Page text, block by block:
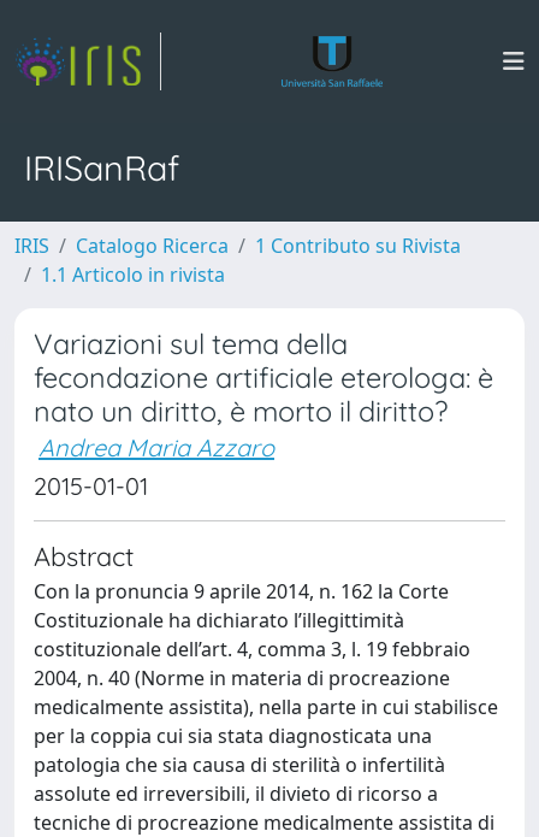
IRISanRaf
IRIS Catalogo Ricerca
1 Contributo su Rivista
1.1 Articolo in rivista
Variazioni sul tema della
fecondazione artificiale eterologa: è
nato un diritto, è morto il diritto?
Andrea Maria Azzaro
2015-01-01
Abstract
Con la pronuncia 9 aprile 2014, n. 162 la Corte
Costituzionale ha dichiarato l’illegittimità
costituzionale dell’art. 4, comma 3, l. 19 febbraio
2004, n. 40 (Norme in materia di procreazione
medicalmente assistita), nella parte in cui stabilisce
per la coppia cui sia stata diagnosticata una
patologia che sia causa di sterilità o infertilità
assolute ed irreversibili, il divieto di ricorso a
tecniche di procreazione medicalmente assistita di